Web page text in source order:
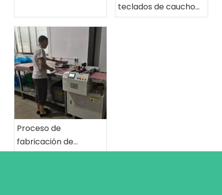
teclados de caucho
de silicona: dimensión
Proceso de
fabricación de
teclados de caucho